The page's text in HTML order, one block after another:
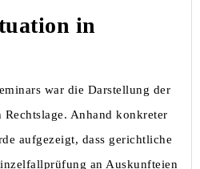
in
war die Darstellung der
Rechtslage. Anhand konkreter
aufgezeigt, dass gerichtliche
an Auskunfteien